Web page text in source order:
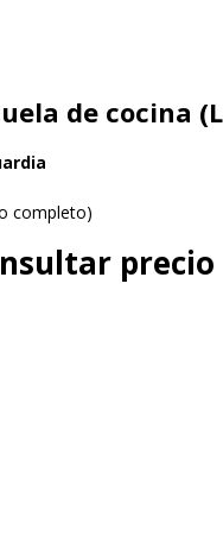
de cocina
completo)
precio